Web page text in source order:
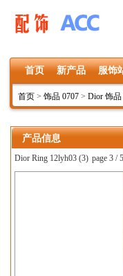
首页 新产品 服饰
首页 > 饰品 0707 > Dior 饰品
产品信息
Dior Ring 12lyh03 (3) page 3 / 5